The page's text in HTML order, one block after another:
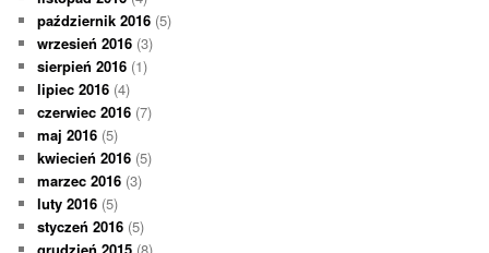
październik 2016 (5)
wrzesień 2016 (3)
sierpień 2016 (1)
lipiec 2016 (4)
czerwiec 2016 (7)
maj 2016 (5)
kwiecień 2016 (5)
marzec 2016 (3)
luty 2016 (5)
styczeń 2016 (5)